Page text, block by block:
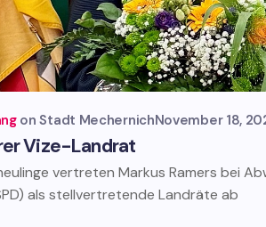
Vize-Landrat
Stadt MechernichNovember 18,
vertreten Markus Ramers bei
als stellvertretende Landräte ab